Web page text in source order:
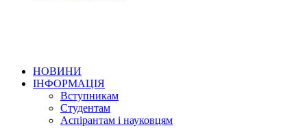
НОВИНИ
ІНФОРМАЦІЯ
Вступникам
Студентам
Аспірантам і науковцям